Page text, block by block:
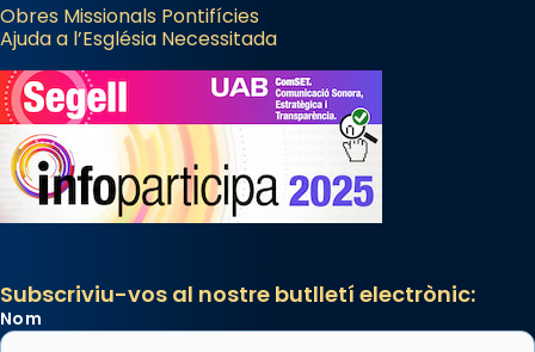
Obres Missionals Pontifícies
Ajuda a l’Església Necessitada
Subscriviu-vos al nostre butlletí electrònic:
Nom